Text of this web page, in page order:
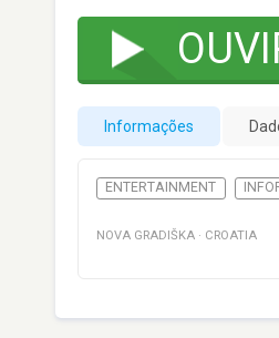
Informações
ENTERTAINMENT
NOVA GRADIŠKA · CROATIA